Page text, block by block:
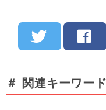
＃ 関連キーワード